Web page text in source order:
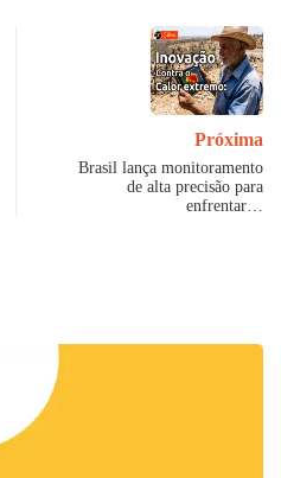
Próxima
Brasil lança monitoramento
de alta precisão para
enfrentar…